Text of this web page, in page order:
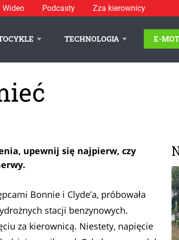
Wideo Podcasty Zza kierownicy
TECHNOLOGIA E-
upewnij się najpierw, czy
Bonnie i Clyde’a, próbowała
stacji benzynowych.
za kierownicą. Niestety, napięcie